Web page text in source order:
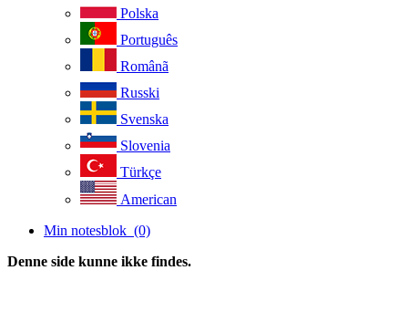
Polska
Português
Românã
Russki
Svenska
Slovenia
Türkçe
American
Min notesblok (0)
Denne side kunne ikke findes.